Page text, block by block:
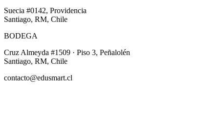
Suecia #0142, Providencia
Santiago, RM, Chile
BODEGA
Cruz Almeyda #1509 · Piso 3, Peñalolén
Santiago, RM, Chile
contacto@edusmart.cl